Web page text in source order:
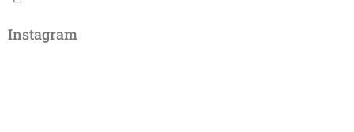
Instagram